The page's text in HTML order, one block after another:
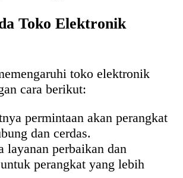
Toko Elektronik
toko elektronik
cara berikut:
permintaan akan perangkat
dan cerdas.
layanan perbaikan dan
perangkat yang lebih